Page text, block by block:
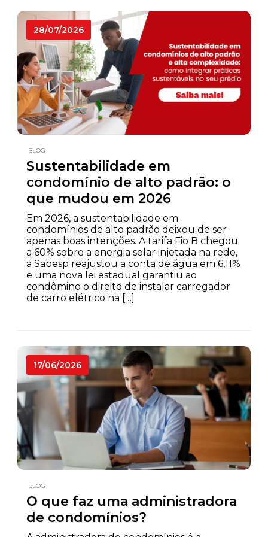
28/07/2026
BLOG
Sustentabilidade em
condomínio de alto padrão: o
que mudou em 2026
Em 2026, a sustentabilidade em
condomínios de alto padrão deixou de ser
apenas boas intenções. A tarifa Fio B chegou
a 60% sobre a energia solar injetada na rede,
a Sabesp reajustou a conta de água em 6,11%
e uma nova lei estadual garantiu ao
condômino o direito de instalar carregador
de carro elétrico na […]
17/06/2026
BLOG
O que faz uma administradora
de condomínios?